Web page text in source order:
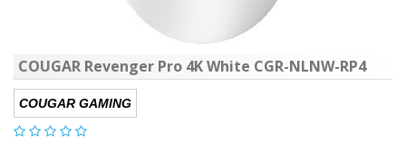
COUGAR Revenger Pro 4K White CGR-NLNW-RP4
COUGAR GAMING